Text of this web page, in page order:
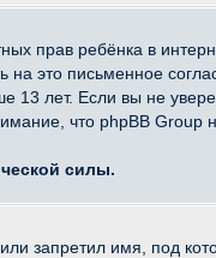
прав ребёнка в
это письменное
лет. Если вы не
что phpBB
силы.
запретил имя, под